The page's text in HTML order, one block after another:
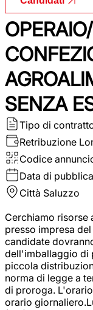
SENZA
Tipo di
Retribuzione
Codice
Data di
Città Saluzzo
Cerchiamo risorse
presso impresa
candidate
dell'imballaggio di
piccola
norma di legge a
di proroga.
orario